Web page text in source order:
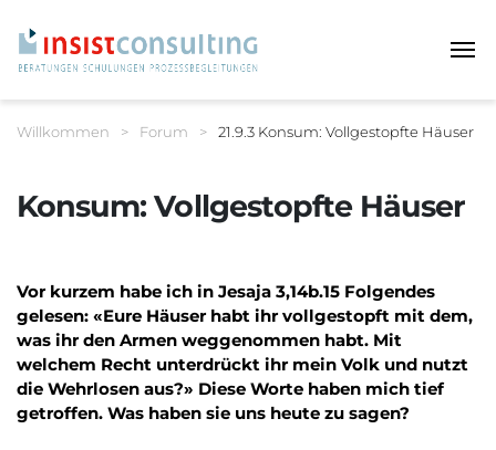
Breadcrumbnavigation
Sie befinden sich hier:
Willkommen > Forum > 21.9.3 Konsum: Vollgestopfte Häuser
Konsum: Vollgestopfte Häuser
Vor kurzem habe ich in Jesaja 3,14b.15 Folgendes
gelesen: «Eure Häuser habt ihr vollgestopft mit dem,
was ihr den Armen weggenommen habt. Mit
welchem Recht unterdrückt ihr mein Volk und nutzt
die Wehrlosen aus?» Diese Worte haben mich tief
getroffen. Was haben sie uns heute zu sagen?